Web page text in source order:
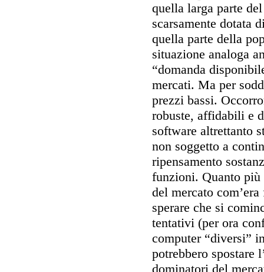
quella larga parte
scarsamente dotata
quella parte della
situazione analoga
“domanda
mercati. Ma per
prezzi bassi.
robuste, affidabili e
software altrettanto
non soggetto a
ripensamento
funzioni. Quanto più
del mercato
sperare che si
tentativi (per ora
computer “diversi”
potrebbero spostare
dominatori del